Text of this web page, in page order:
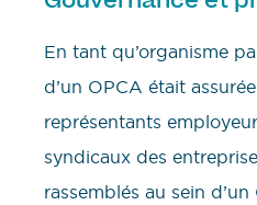
En tant qu’organisme
d’un OPCA était
représentants
syndicaux des
rassemblés au sein d’un